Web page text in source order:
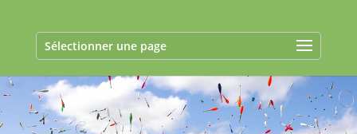
Sélectionner une page